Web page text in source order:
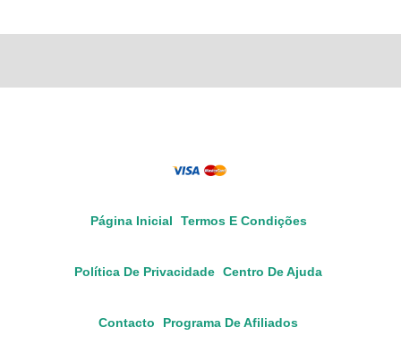
Página Inicial Termos E Condições
Política De Privacidade Centro De Ajuda
Contacto Programa De Afiliados